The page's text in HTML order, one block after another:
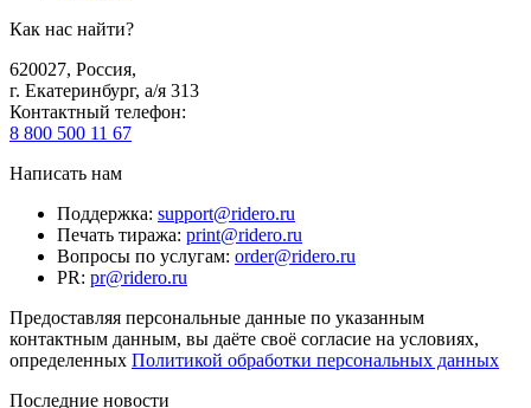
Как нас найти?
620027, Россия,
г. Екатеринбург, а/я 313
Контактный телефон:
8 800 500 11 67
Написать нам
Поддержка: support@ridero.ru
Печать тиража: print@ridero.ru
Вопросы по услугам: order@ridero.ru
PR: pr@ridero.ru
Предоставляя персональные данные по указанным
контактным данным, вы даёте своё согласие на условиях,
определенных Политикой обработки персональных данных
Последние новости